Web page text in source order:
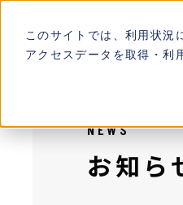
このサイトでは、利用状況
アクセスデータを取得・利
NEWS
お知ら